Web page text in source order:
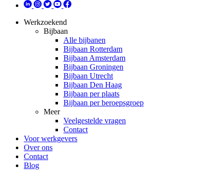
Werkzoekend
Bijbaan
Alle bijbanen
Bijbaan Rotterdam
Bijbaan Amsterdam
Bijbaan Groningen
Bijbaan Utrecht
Bijbaan Den Haag
Bijbaan per plaats
Bijbaan per beroepsgroep
Meer
Veelgestelde vragen
Contact
Voor werkgevers
Over ons
Contact
Blog